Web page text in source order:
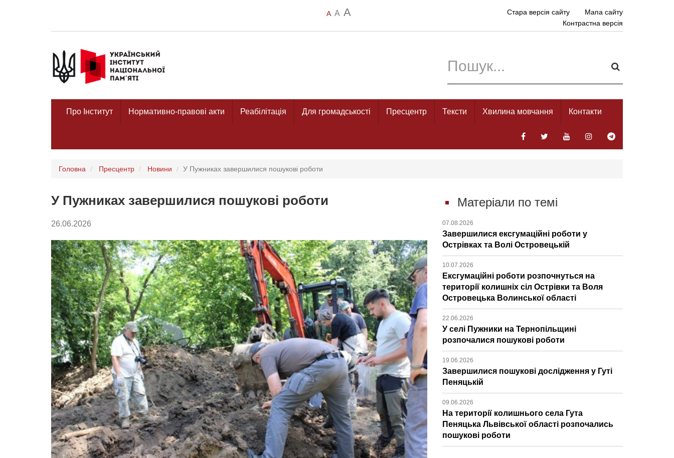
A A A Стара версія сайту
Мапа сайту
Контрастна версія
Про Інститут Нормативно-правові акти Реабілітація Для громадськості Пресцентр Тексти Хвилина мовчання Контакти
Головна Пресцентр Новини У Пужниках завершилися пошукові роботи
У Пужниках завершилися пошукові роботи
26.06.2026
Матеріали по темі
07.08.2026
Завершилися ексгумаційні роботи у
Острівках та Волі Островецькій
10.07.2026
Ексгумаційні роботи розпочнуться на
території колишніх сіл Острівки та Воля
Островецька Волинської області
22.06.2026
У селі Пужники на Тернопільщині
розпочалися пошукові роботи
19.06.2026
Завершилися пошукові дослідження у Гуті
Пеняцькій
09.06.2026
На території колишнього села Гута
Пеняцька Львівської області розпочались
пошукові роботи